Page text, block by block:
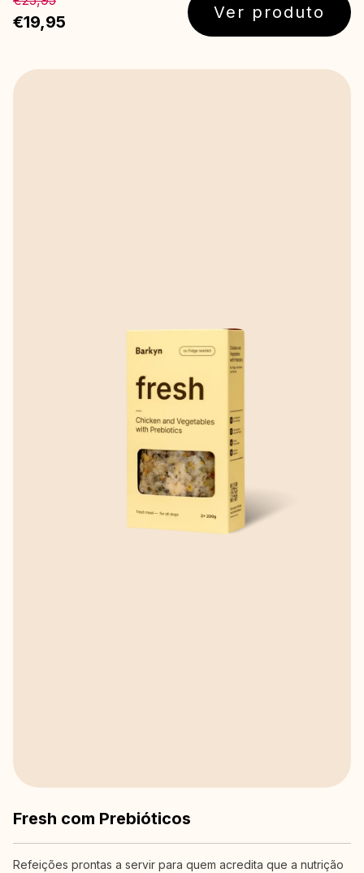
€19,95 Ver produto
Fresh com Prebióticos
Refeições prontas a servir para quem acredita que a nutrição